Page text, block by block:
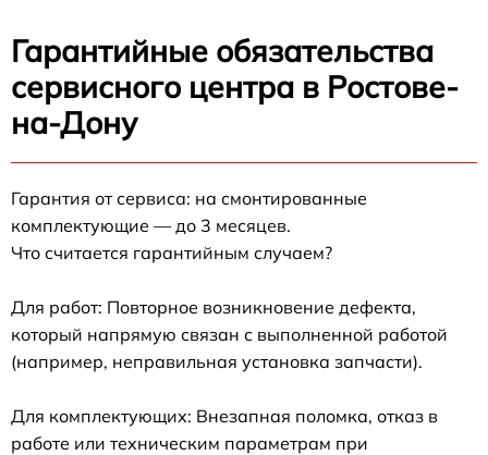
Гарантийные обязательства
сервисного центра в Ростове-
на-Дону
Гарантия от сервиса: на смонтированные
комплектующие — до 3 месяцев.
Что считается гарантийным случаем?
Для работ: Повторное возникновение дефекта,
который напрямую связан с выполненной работой
(например, неправильная установка запчасти).
Для комплектующих: Внезапная поломка, отказ в
работе или техническим параметрам при